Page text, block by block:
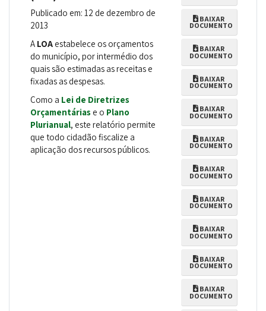
Publicado em: 12 de dezembro de
2013
A LOAestabelece os orçamentos
do município, por intermédio dos
quais são estimadas as receitas e
fixadas as despesas.
Como a Lei de Diretrizes
Orçamentárias e o Plano
Plurianual, este relatório permite
que todo cidadão fiscalize a
aplicação dos recursos públicos.
BAIXAR
DOCUMENTO
BAIXAR
DOCUMENTO
BAIXAR
DOCUMENTO
BAIXAR
DOCUMENTO
BAIXAR
DOCUMENTO
BAIXAR
DOCUMENTO
BAIXAR
DOCUMENTO
BAIXAR
DOCUMENTO
BAIXAR
DOCUMENTO
BAIXAR
DOCUMENTO